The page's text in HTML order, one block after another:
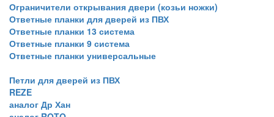
Ограничители открывания двери (козьи ножки)
Ответные планки для дверей из ПВХ
Ответные планки 13 система
Ответные планки 9 система
Ответные планки универсальные
Петли для дверей из ПВХ
REZE
аналог Др Хан